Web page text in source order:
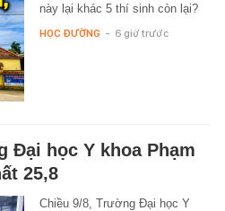
này lại khác 5 thí sinh còn lại?
HỌC ĐƯỜNG - 6 giờ trước
Đại học Y khoa Phạm
25,8
Chiều 9/8, Trường Đại học Y